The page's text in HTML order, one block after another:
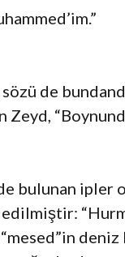
de
bulunan ipler
edilmiştir:
deniz